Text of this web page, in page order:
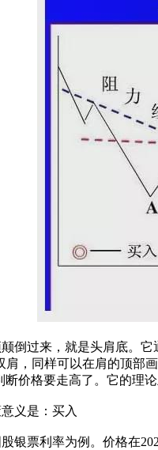
过来，就是头肩底。它
肩，同样可以在肩的顶部
断价格要走高了。它的理
义是：买入
票利率为例。价格在